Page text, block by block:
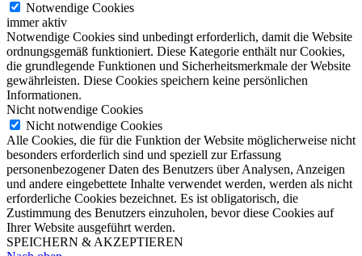
Notwendige Cookies
immer aktiv
Notwendige Cookies sind unbedingt erforderlich, damit die Website
ordnungsgemäß funktioniert. Diese Kategorie enthält nur Cookies,
die grundlegende Funktionen und Sicherheitsmerkmale der Website
gewährleisten. Diese Cookies speichern keine persönlichen
Informationen.
Nicht notwendige Cookies
Nicht notwendige Cookies
Alle Cookies, die für die Funktion der Website möglicherweise nicht
besonders erforderlich sind und speziell zur Erfassung
personenbezogener Daten des Benutzers über Analysen, Anzeigen
und andere eingebettete Inhalte verwendet werden, werden als nicht
erforderliche Cookies bezeichnet. Es ist obligatorisch, die
Zustimmung des Benutzers einzuholen, bevor diese Cookies auf
Ihrer Website ausgeführt werden.
SPEICHERN & AKZEPTIEREN